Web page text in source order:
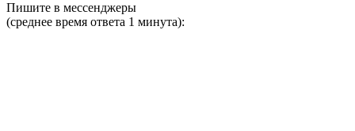
Пишите в мессенджеры
(среднее время ответа 1 минута):